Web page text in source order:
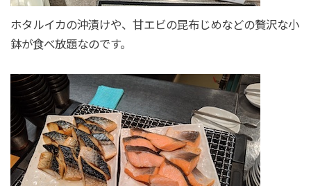
ホタルイカの沖漬けや、甘エビの昆布じめなどの贅沢な小
鉢が食べ放題なのです。